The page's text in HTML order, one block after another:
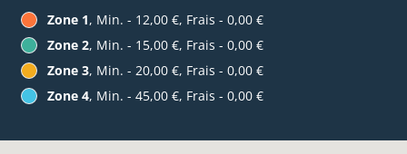
Zone 1, Min. - 12,00 €, Frais - 0,00 €
Zone 2, Min. - 15,00 €, Frais - 0,00 €
Zone 3, Min. - 20,00 €, Frais - 0,00 €
Zone 4, Min. - 45,00 €, Frais - 0,00 €